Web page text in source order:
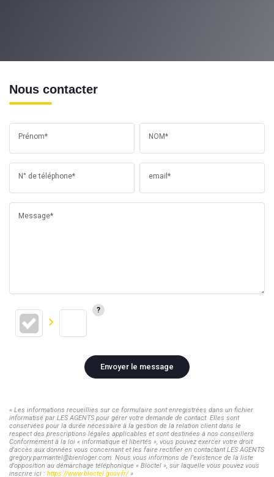
Nous contacter
Prénom* NOM*
N° de téléphone* email*
Message*
Envoyer le message
« Les informations recueillies sur ce formulaire sont enregistrées dans un fichier
informatisé par LES AGENTS pour gérer votre demande de contact. Elles sont
conservées pour la durée nécessaire à la gestion de la relation client dans le
respect des prescriptions légales applicables et sont destinées à nos conseillers
Conformément à la loi « informatique et libertés », vous pouvez exercer votre droit
d'accès aux données vous concernant et les faire rectifier en contactant LES AGENTS
gregory.parmantel@bienloger.com. Nous vous informons de l'existence de la liste
d'opposition au démarchage téléphonique « Bloctel », sur laquelle vous pouvez vous
inscrire ici : https://www.bloctel.gouv.fr/»